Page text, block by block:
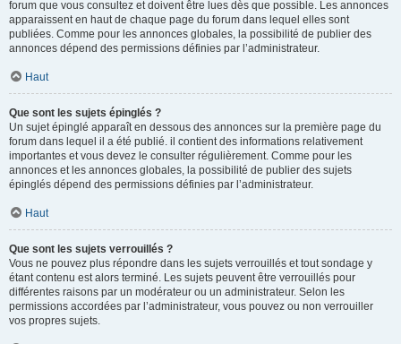
forum que vous consultez et doivent être lues dès que possible. Les annonces
apparaissent en haut de chaque page du forum dans lequel elles sont
publiées. Comme pour les annonces globales, la possibilité de publier des
annonces dépend des permissions définies par l’administrateur.
Haut
Que sont les sujets épinglés ?
Un sujet épinglé apparaît en dessous des annonces sur la première page du
forum dans lequel il a été publié. il contient des informations relativement
importantes et vous devez le consulter régulièrement. Comme pour les
annonces et les annonces globales, la possibilité de publier des sujets
épinglés dépend des permissions définies par l’administrateur.
Haut
Que sont les sujets verrouillés ?
Vous ne pouvez plus répondre dans les sujets verrouillés et tout sondage y
étant contenu est alors terminé. Les sujets peuvent être verrouillés pour
différentes raisons par un modérateur ou un administrateur. Selon les
permissions accordées par l’administrateur, vous pouvez ou non verrouiller
vos propres sujets.